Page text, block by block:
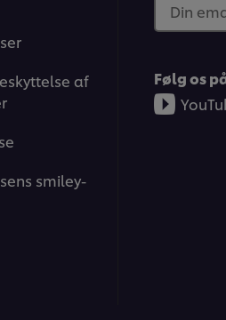
af
smiley-
Din
Følg os